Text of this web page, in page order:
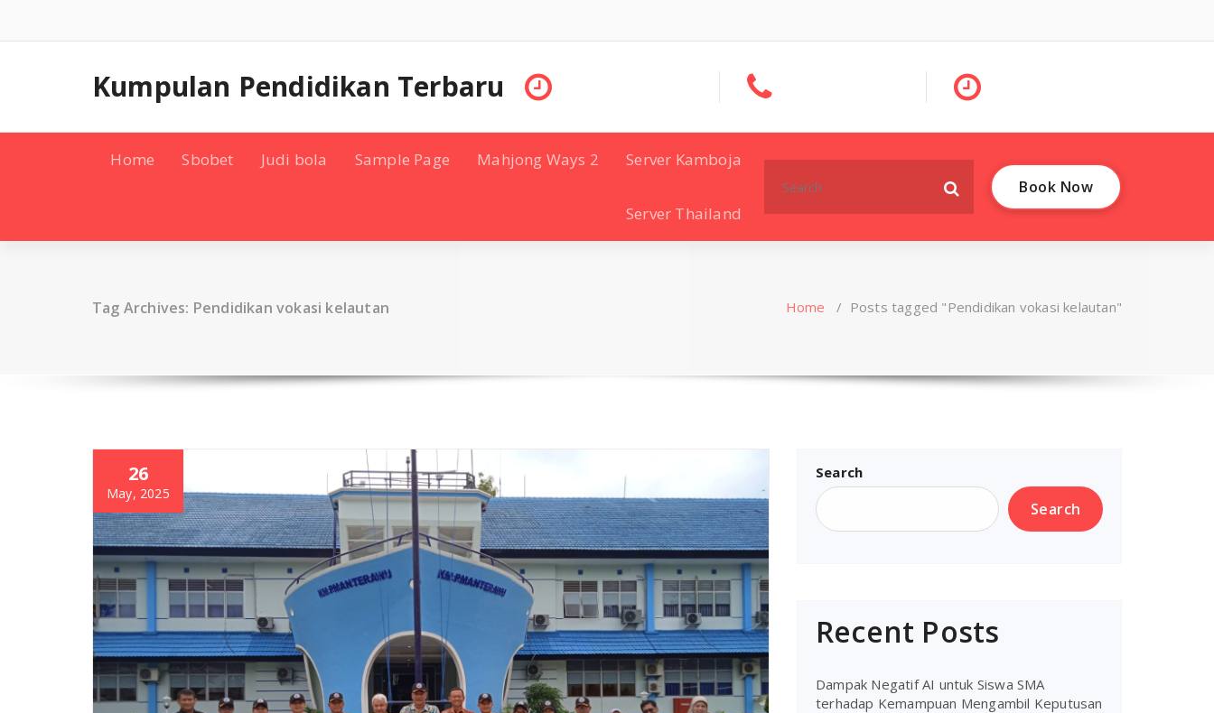
content
Kumpulan Pendidikan Terbaru
Home Sbobet Judi bola Sample Page Mahjong Ways 2 Server Kamboja
Server Thailand
for:
Book Now
Tag Archives: Pendidikan vokasi kelautan Home / Posts tagged "Pendidikan vokasi kelautan"
26
May, 2025
Search
Search
Recent Posts
Dampak Negatif AI untuk Siswa SMA
terhadap Kemampuan Mengambil Keputusan